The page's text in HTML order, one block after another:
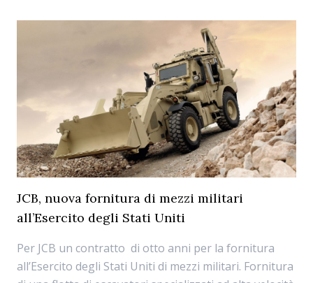
JCB, nuova fornitura di mezzi militari
all’Esercito degli Stati Uniti
Per JCB un contratto di otto anni per la fornitura
all’Esercito degli Stati Uniti di mezzi militari. Fornitura